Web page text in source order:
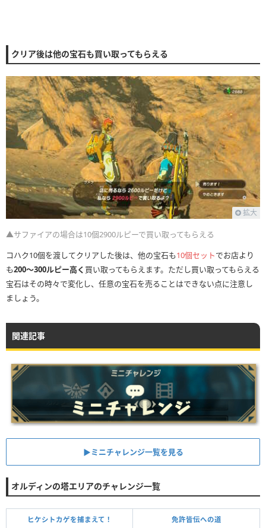
クリア後は他の宝石も買い取ってもらえる
拡大
▲サファイアの場合は10個2900ルピーで買い取ってもらえる
コハク10個を渡してクリアした後は、他の宝石も10個セットでお店より
も200〜300ルピー高く 買い取ってもらえます。ただし買い取ってもらえる
宝石はその時々で変化し、任意の宝石を売ることはできない点に注意し
ましょう。
関連記事
▶ミニチャレンジ一覧を見る
オルディンの塔エリアのチャレンジ一覧
ヒケシトカゲを捕まえて！ 免許皆伝への道